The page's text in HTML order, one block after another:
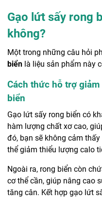
Gạo lứt sấy rong
không?
Một trong những câu hỏi
biển là liệu sản phẩm này
Cách thức hỗ trợ
biển
Gạo lứt sấy rong biển có
hàm lượng chất xơ cao,
đó, bạn sẽ không cảm
thể giảm thiểu lượng calo
Ngoài ra, rong biển còn
cơ thể cần, giúp nâng cao
tăng cân. Kết hợp gạo lứt